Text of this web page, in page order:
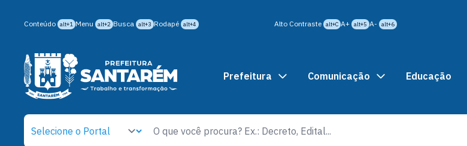
Conteúdo alt+1 Menu alt+2 Busca alt+3 Rodapé alt+4 Alto Contraste alt+C A+ alt+5 A- alt+6
Prefeitura Comunicação Educação